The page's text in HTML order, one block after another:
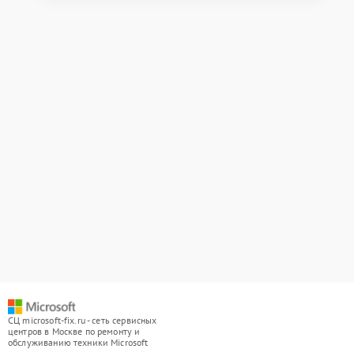
СЦ microsoft-fix.ru - сеть сервисных
центров в Москве по ремонту и
обслуживанию техники Microsoft